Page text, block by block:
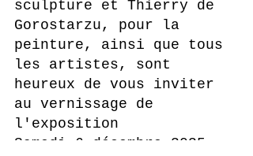
sculpture et Thierry de
Gorostarzu, pour la
peinture, ainsi que tous
les artistes, sont
heureux de vous inviter
au vernissage de
l'exposition
Samedi 6 décembre 2025